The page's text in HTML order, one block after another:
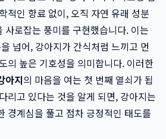
적인 향료 없이, 오직 자연 유래 성분
사로잡는 풍미를 구현했습니다. 이는
넘어, 강아지가 간식처럼 느끼고 먼
의 높은 기호성을 의미합니다. 이러한
아지의 마음을 여는 첫 번째 열쇠가 됩
리고 있다는 것을 알게 되면, 강아지는
경계심을 풀고 점차 긍정적인 태도를